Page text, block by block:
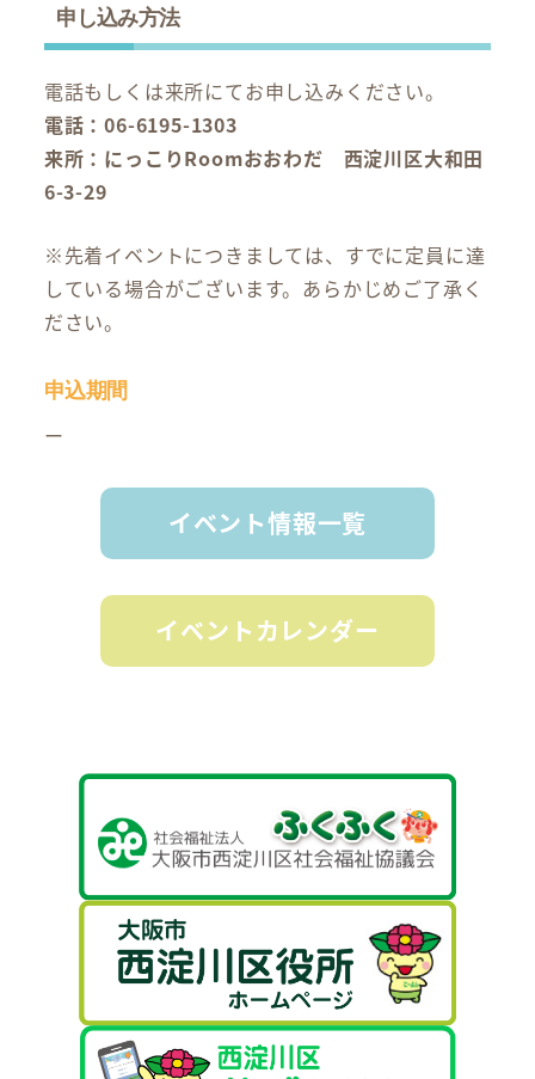
申し込み方法
電話もしくは来所にてお申し込みください。
電話：06-6195-1303
来所：にっこりRoomおおわだ 西淀川区大和田
6-3-29
※先着イベントにつきましては、すでに定員に達
している場合がございます。あらかじめご了承く
ださい。
申込期間
ー
イベント情報一覧
イベントカレンダー